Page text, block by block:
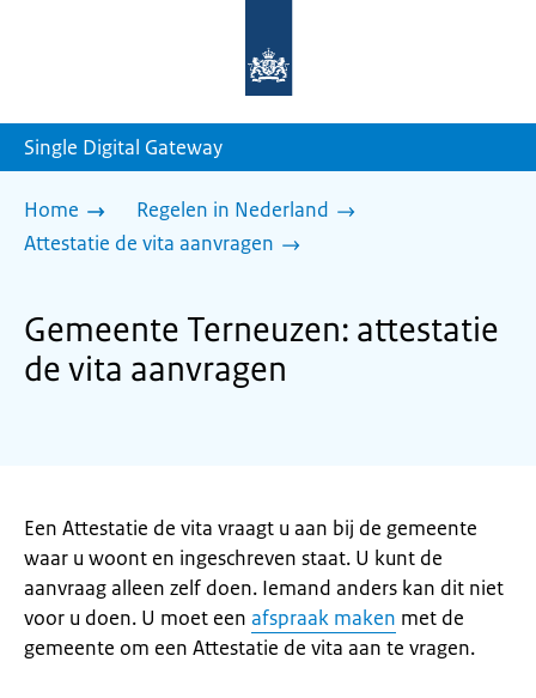
homepage
Single Digital Gateway
Home
Regelen in Nederland
Attestatie de vita aanvragen
Gemeente Terneuzen: attestatie
de vita aanvragen
Een Attestatie de vita vraagt u aan bij de gemeente
waar u woont en ingeschreven staat. U kunt de
aanvraag alleen zelf doen. Iemand anders kan dit niet
voor u doen. U moet een afspraak maken met de
gemeente om een Attestatie de vita aan te vragen.